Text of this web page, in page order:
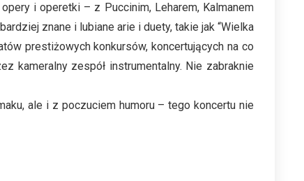
i operetki – z Puccinim, Leharem, Kalmanem
znane i lubiane arie i duety, takie jak “Wielka
prestiżowych konkursów, koncertujących na co
kameralny zespół instrumentalny. Nie zabraknie
ale i z poczuciem humoru – tego koncertu nie